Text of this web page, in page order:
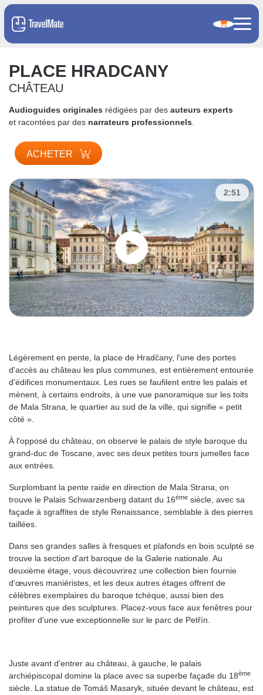
PLACE HRADCANY
CHÂTEAU
Audioguides originales rédigées par des auteurs experts
et racontées par des narrateurs professionnels
ACHETER
2:51
Légèrement en pente, la place de Hradčany, l'une des portes
d'accès au château les plus communes, est entièrement entourée
d'édifices monumentaux. Les rues se faufilent entre les palais et
mènent, à certains endroits, à une vue panoramique sur les toits
de Mala Strana, le quartier au sud de la ville, qui signifie « petit
côté ».
À l'opposé du château, on observe le palais de style baroque du
grand-duc de Toscane, avec ses deux petites tours jumelles face
aux entrées.
Surplombant la pente raide en direction de Mala Strana, on
trouve le Palais Schwarzenberg datant du 16ème siècle, avec sa
façade à sgraffites de style Renaissance, semblable à des pierres
taillées.
Dans ses grandes salles à fresques et plafonds en bois sculpté se
trouve la section d'art baroque de la Galerie nationale. Au
deuxième étage, vous découvrirez une collection bien fournie
d'œuvres maniéristes, et les deux autres étages offrent de
célèbres exemplaires du baroque tchèque, aussi bien des
peintures que des sculptures. Placez-vous face aux fenêtres pour
profiter d'une vue exceptionnelle sur le parc de Petřín.
Juste avant d'entrer au château, à gauche, le palais
archiépiscopal domine la place avec sa superbe façade du 18ème
siècle. La statue de Tomáš Masaryk, située devant le château, est